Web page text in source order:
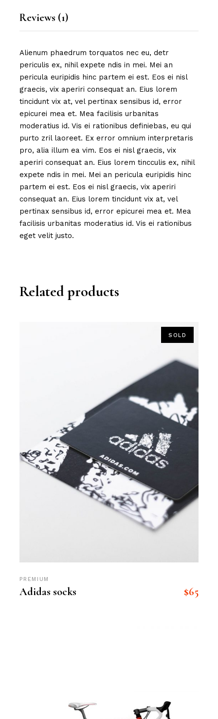
Reviews (1)
Alienum phaedrum torquatos nec eu, detr
periculis ex, nihil expete ndis in mei. Mei an
pericula euripidis hinc partem ei est. Eos ei nisl
graecis, vix aperiri consequat an. Eius lorem
tincidunt vix at, vel pertinax sensibus id, error
epicurei mea et. Mea facilisis urbanitas
moderatius id. Vis ei rationibus definiebas, eu qui
purto zril laoreet. Ex error omnium interpretaris
pro, alia illum ea vim. Eos ei nisl graecis, vix
aperiri consequat an. Eius lorem tincculis ex, nihil
expete ndis in mei. Mei an pericula euripidis hinc
partem ei est. Eos ei nisl graecis, vix aperiri
consequat an. Eius lorem tincidunt vix at, vel
pertinax sensibus id, error epicurei mea et. Mea
facilisis urbanitas moderatius id. Vis ei rationibus
eget velit justo.
Related products
SOLD
PREMIUM
Adidas socks $65